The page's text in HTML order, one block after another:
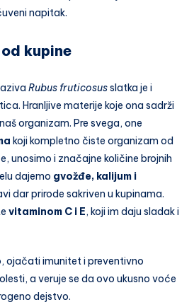
napitak.
kupine
Rubus fruticosusslatka je i
Hranljive materije koje ona sadrži
organizam. Pre svega, one
koji kompletno čiste organizam od
unosimo i značajne količine brojnih
dajemo gvožđe, kalijum i
dar prirode sakriven u kupinama.
vitaminom C i E, koji im daju sladak i
ojačati imunitet i preventivno
a veruje se da ovo ukusno voće
dejstvo.